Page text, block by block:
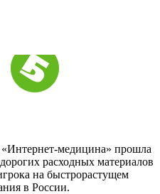
медицина» прошла
расходных материалов
на быстрорастущем
в России.